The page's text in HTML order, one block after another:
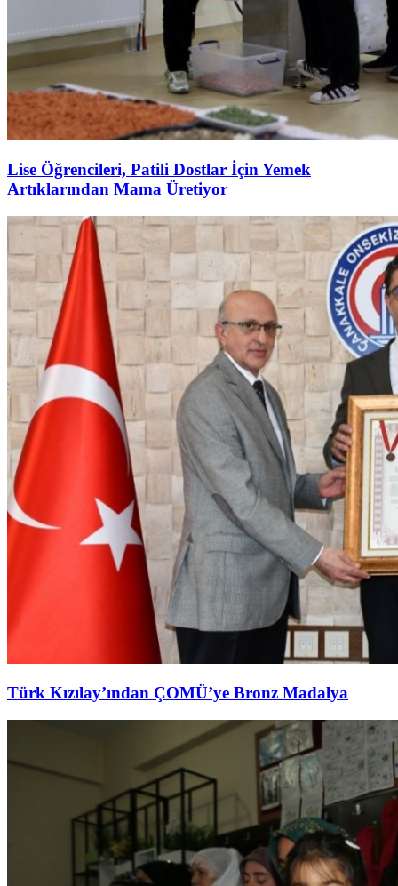
Lise Öğrencileri, Patili Dostlar İçin Yemek
Artıklarından Mama Üretiyor
Türk Kızılay’ından ÇOMÜ’ye Bronz Madalya